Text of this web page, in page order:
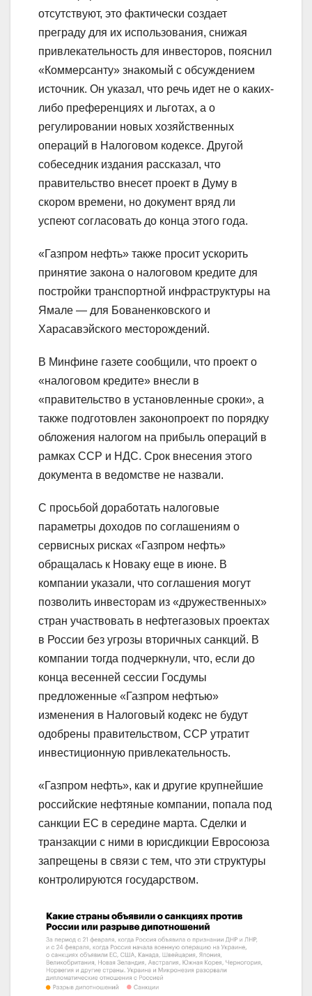
отсутствуют, это фактически создает
преграду для их использования, снижая
привлекательность для инвесторов, пояснил
«Коммерсанту» знакомый с обсуждением
источник. Он указал, что речь идет не о каких-
либо преференциях и льготах, а о
регулировании новых хозяйственных
операций в Налоговом кодексе. Другой
собеседник издания рассказал, что
правительство внесет проект в Думу в
скором времени, но документ вряд ли
успеют согласовать до конца этого года.
«Газпром нефть» также просит ускорить
принятие закона о налоговом кредите для
постройки транспортной инфраструктуры на
Ямале — для Бованенковского и
Харасавэйского месторождений.
В Минфине газете сообщили, что проект о
«налоговом кредите» внесли в
«правительство в установленные сроки», а
также подготовлен законопроект по порядку
обложения налогом на прибыль операций в
рамках ССР и НДС. Срок внесения этого
документа в ведомстве не назвали.
С просьбой доработать налоговые
параметры доходов по соглашениям о
сервисных рисках «Газпром нефть»
обращалась к Новаку еще в июне. В
компании указали, что соглашения могут
позволить инвесторам из «дружественных»
стран участвовать в нефтегазовых проектах
в России без угрозы вторичных санкций. В
компании тогда подчеркнули, что, если до
конца весенней сессии Госдумы
предложенные «Газпром нефтью»
изменения в Налоговый кодекс не будут
одобрены правительством, ССР утратит
инвестиционную привлекательность.
«Газпром нефть», как и другие крупнейшие
российские нефтяные компании, попала под
санкции ЕС в середине марта. Сделки и
транзакции с ними в юрисдикции Евросоюза
запрещены в связи с тем, что эти структуры
контролируются государством.